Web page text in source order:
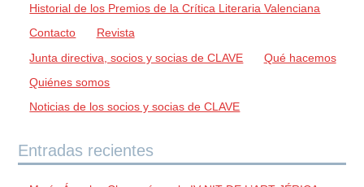
Historial de los Premios de la Crítica Literaria Valenciana
Contacto
Revista
Junta directiva, socios y socias de CLAVE
Qué hacemos
Quiénes somos
Noticias de los socios y socias de CLAVE
Entradas recientes